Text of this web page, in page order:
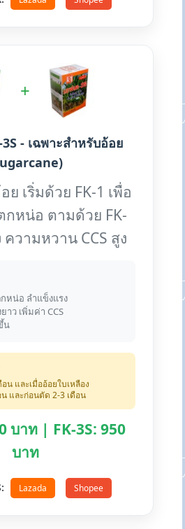
+
3S - เฉพาะสำหรับอ้อย
เริ่มด้วย FK-1 เพื่อ
กหน่อ ตามด้วย FK-
ความหวาน CCS สูง
กหน่อ ลำแข็งแรง
าว เพิ่มค่า CCS
น
น และเมื่ออ้อยใบเหลือง
น และก่อนตัด 2-3 เดือน
บาท | FK-3S: 950
บาท
Lazada Shopee